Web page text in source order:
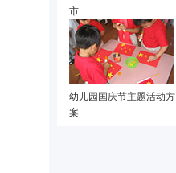
市
幼儿园国庆节主题活动方
案